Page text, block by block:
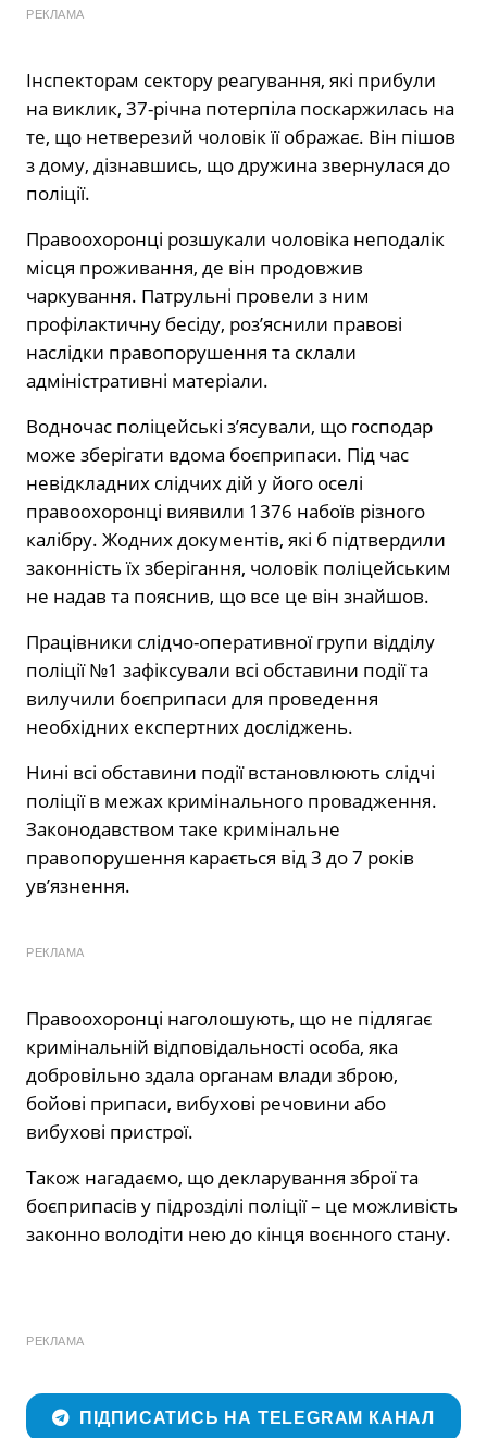
РЕКЛАМА
Інспекторам сектору реагування, які прибули
на виклик, 37-річна потерпіла поскаржилась на
те, що нетверезий чоловік її ображає. Він пішов
з дому, дізнавшись, що дружина звернулася до
поліції.
Правоохоронці розшукали чоловіка неподалік
місця проживання, де він продовжив
чаркування. Патрульні провели з ним
профілактичну бесіду, роз’яснили правові
наслідки правопорушення та склали
адміністративні матеріали.
Водночас поліцейські з’ясували, що господар
може зберігати вдома боєприпаси. Під час
невідкладних слідчих дій у його оселі
правоохоронці виявили 1376 набоїв різного
калібру. Жодних документів, які б підтвердили
законність їх зберігання, чоловік поліцейським
не надав та пояснив, що все це він знайшов.
Працівники слідчо-оперативної групи відділу
поліції №1 зафіксували всі обставини події та
вилучили боєприпаси для проведення
необхідних експертних досліджень.
Нині всі обставини події встановлюють слідчі
поліції в межах кримінального провадження.
Законодавством таке кримінальне
правопорушення карається від 3 до 7 років
ув’язнення.
РЕКЛАМА
Правоохоронці наголошують, що не підлягає
кримінальній відповідальності особа, яка
добровільно здала органам влади зброю,
бойові припаси, вибухові речовини або
вибухові пристрої.
Також нагадаємо, що декларування зброї та
боєприпасів у підрозділі поліції – це можливість
законно володіти нею до кінця воєнного стану.
РЕКЛАМА
ПІДПИСАТИСЬ НА TELEGRAM КАНАЛ